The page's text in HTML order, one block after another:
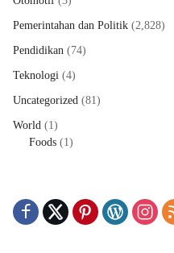
Pemerintahan dan Politik (2,828)
Pendidikan (74)
Teknologi (4)
Uncategorized (81)
World (1)
Foods (1)